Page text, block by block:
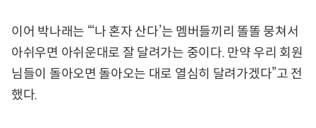
이어 박나래는 “‘나 혼자 산다’는 멤버들끼리 똘똘 뭉쳐서
아쉬우면 아쉬운대로 잘 달려가는 중이다. 만약 우리 회원
님들이 돌아오면 돌아오는 대로 열심히 달려가겠다”고 전
했다.